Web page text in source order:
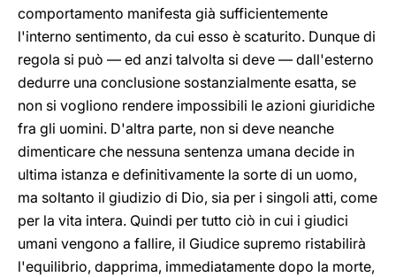
comportamento manifesta già sufficientemente
l'interno sentimento, da cui esso è scaturito. Dunque di
regola si può — ed anzi talvolta si deve — dall'esterno
dedurre una conclusione sostanzialmente esatta, se
non si vogliono rendere impossibili le azioni giuridiche
fra gli uomini. D'altra parte, non si deve neanche
dimenticare che nessuna sentenza umana decide in
ultima istanza e definitivamente la sorte di un uomo,
ma soltanto il giudizio di Dio, sia per i singoli atti, come
per la vita intera. Quindi per tutto ciò in cui i giudici
umani vengono a fallire, il Giudice supremo ristabilirà
l'equilibrio, dapprima, immediatamente dopo la morte,